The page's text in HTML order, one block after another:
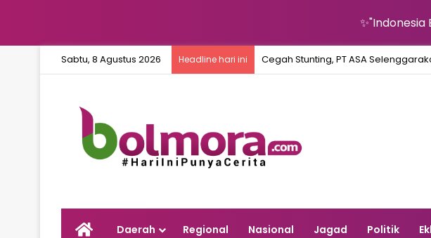
Sabtu, 8 Agustus 2026 Headline hari ini Cegah Stunting, PT ASA
HomeDaerah Regional Nasional Jagad Politik